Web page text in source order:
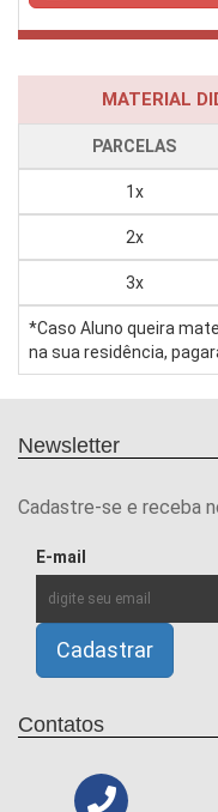
MATERIAL
PARCELAS
1x
2x
3x
*Caso Aluno queira
na sua residência,
Newsletter
Cadastre-se e receba
E-mail
Contatos